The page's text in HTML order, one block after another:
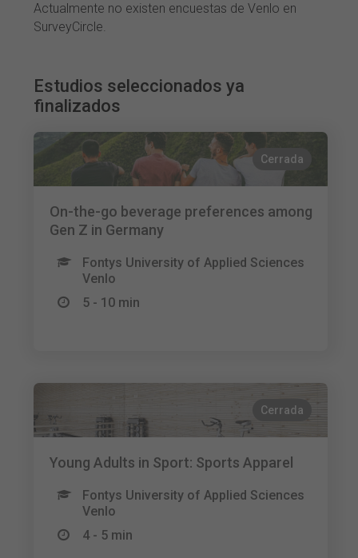
Actualmente no existen encuestas de Venlo en
SurveyCircle.
Estudios seleccionados ya
finalizados
Cerrada
On-the-go beverage preferences among
Gen Z in Germany
Fontys University of Applied Sciences
Venlo
5 - 10 min
Cerrada
Young Adults in Sport: Sports Apparel
Fontys University of Applied Sciences
Venlo
4 - 5 min